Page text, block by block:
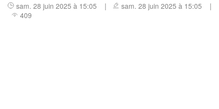
sam. 28 juin 2025 à 15:05 |
sam. 28 juin 2025 à 15:05 |
409